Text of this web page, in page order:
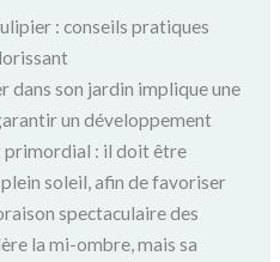
: conseils pratiques
dans son jardin implique une
un développement
primordial : il doit être
soleil, afin de favoriser
spectaculaire des
la mi-ombre, mais sa